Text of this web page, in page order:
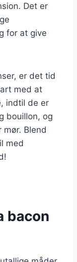
Det er
for at give
er det tid
med at
indtil de er
bouillon, og
Blend
med
bacon